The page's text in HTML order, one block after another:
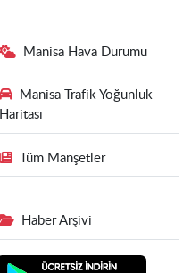
Manisa Hava Durumu
Manisa Trafik Yoğunluk
Haritası
Tüm Manşetler
Haber Arşivi